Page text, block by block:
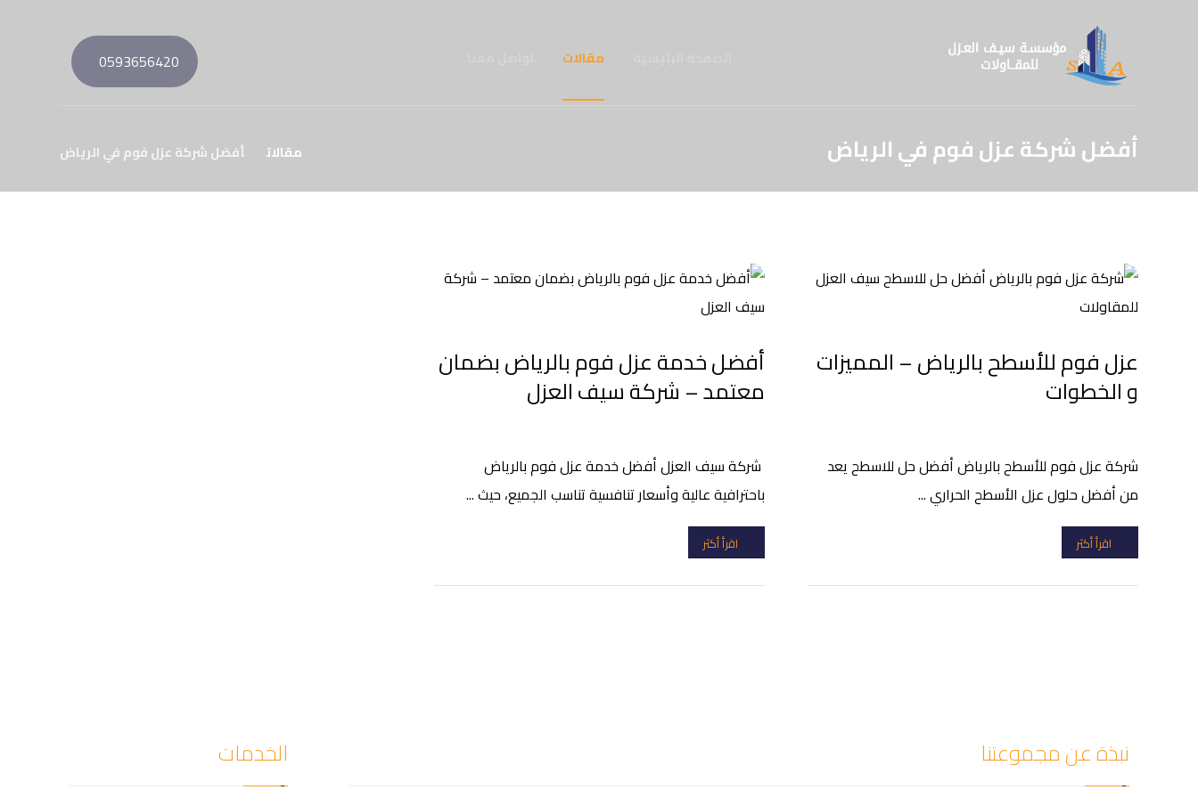
مقالات 0593656420
أفضل شركة عزل فوم في الرياض مقالات أفضل شركة عزل فوم في الرياض
عزل فوم للأسطح بالرياض – المميزات
و الخطوات
شركة عزل فوم للأسطح بالرياض أفضل حل للاسطح يعد
من أفضل حلول عزل الأسطح الحراري ...
اقرأ أكثر
أفضل خدمة عزل فوم بالرياض بضمان
معتمد – شركة سيف العزل
شركة سيف العزل أفضل خدمة عزل فوم بالرياض
باحترافية عالية وأسعار تنافسية تناسب الجميع، حيث ...
اقرأ أكثر
نبذة عن مجموعتنا الخدمات